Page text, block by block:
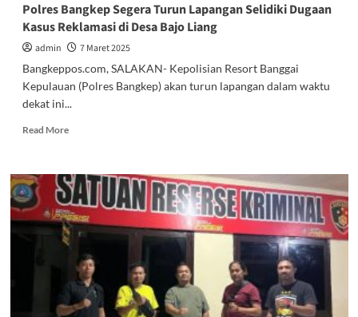
Polres Bangkep Segera Turun Lapangan Selidiki Dugaan
Kasus Reklamasi di Desa Bajo Liang
admin
7 Maret 2025
Bangkeppos.com, SALAKAN- Kepolisian Resort Banggai
Kepulauan (Polres Bangkep) akan turun lapangan dalam waktu
dekat ini...
Read MoreRead
Polres
Bangkep
Segera
Turun
Lapangan
Selidiki
Dugaan
Kasus
Reklamasi
di